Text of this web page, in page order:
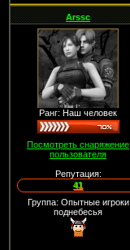
Arssc
Ранг: Наш человек
Посмотреть снаряжение
пользователя
Репутация:
41
Группа: Опытные игроки
поднебесья